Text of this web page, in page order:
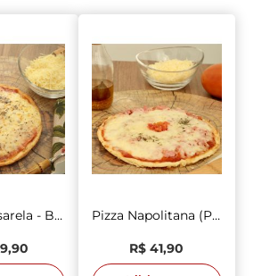
Pizza Mussarela - Brotinho Pizza Napolitana (Presunto) - Brotinho
R$ 41,90